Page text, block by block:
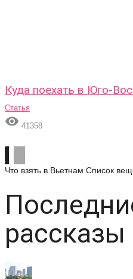
Куда поехать в Юго-
Статья
 41358
Что взять в Вьетнам Список
рассказы